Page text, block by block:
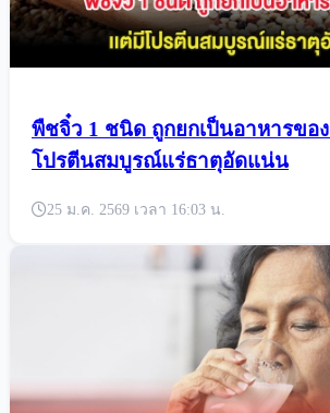
พืชจิ๋ว 1 ชนิด ถูกยกเป็นอาหารขอ
โปรตีนสมบูรณ์แร่ธาตุอัดแน่น
25 ม.ค. 2569 เวลา 16:03 น.